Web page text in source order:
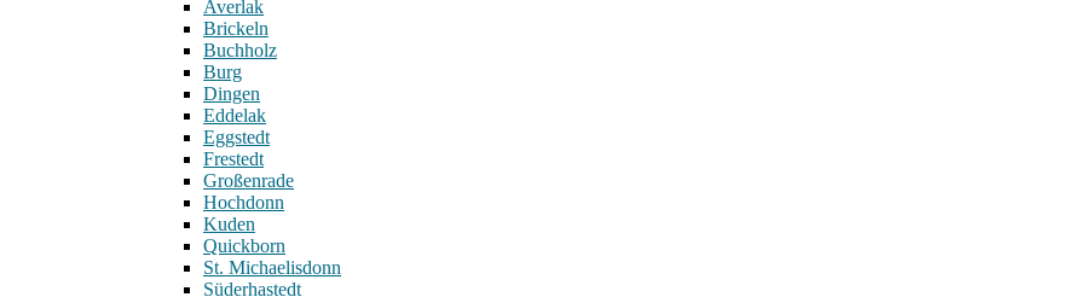
Averlak
Brickeln
Buchholz
Burg
Dingen
Eddelak
Eggstedt
Frestedt
Großenrade
Hochdonn
Kuden
Quickborn
St. Michaelisdonn
Süderhastedt